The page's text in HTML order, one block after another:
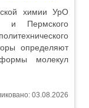
химии УрО
Пермского
определяют
формы молекул
03.08.2026